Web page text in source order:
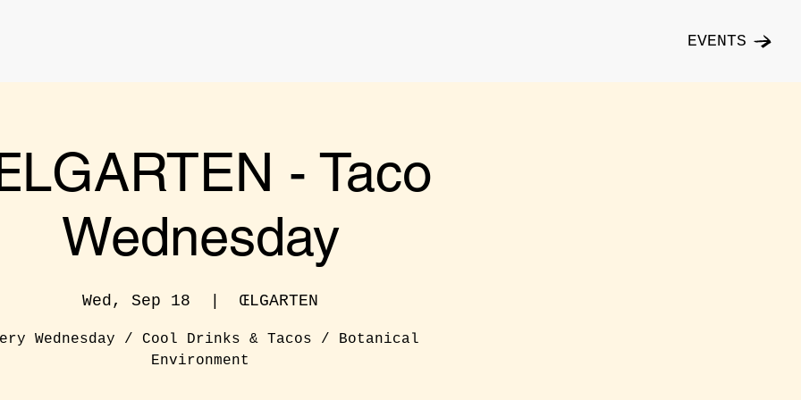
EVENTS
- Taco
Wednesday
Wed, Sep 18 ŒLGARTEN
Wednesday / Cool Drinks & Tacos / Botanical
Environment